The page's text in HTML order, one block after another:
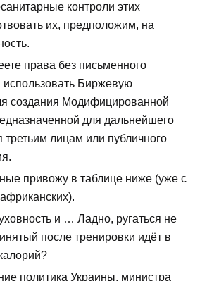
контроли этих
их, предположим, на
права без письменного
использовать Биржевую
создания Модифицированной
для дальнейшего
третьим лицам или публичного
привожу в таблице ниже (уже с
и … Ладно, ругаться не
после тренировки идёт в
политика Украины, министра